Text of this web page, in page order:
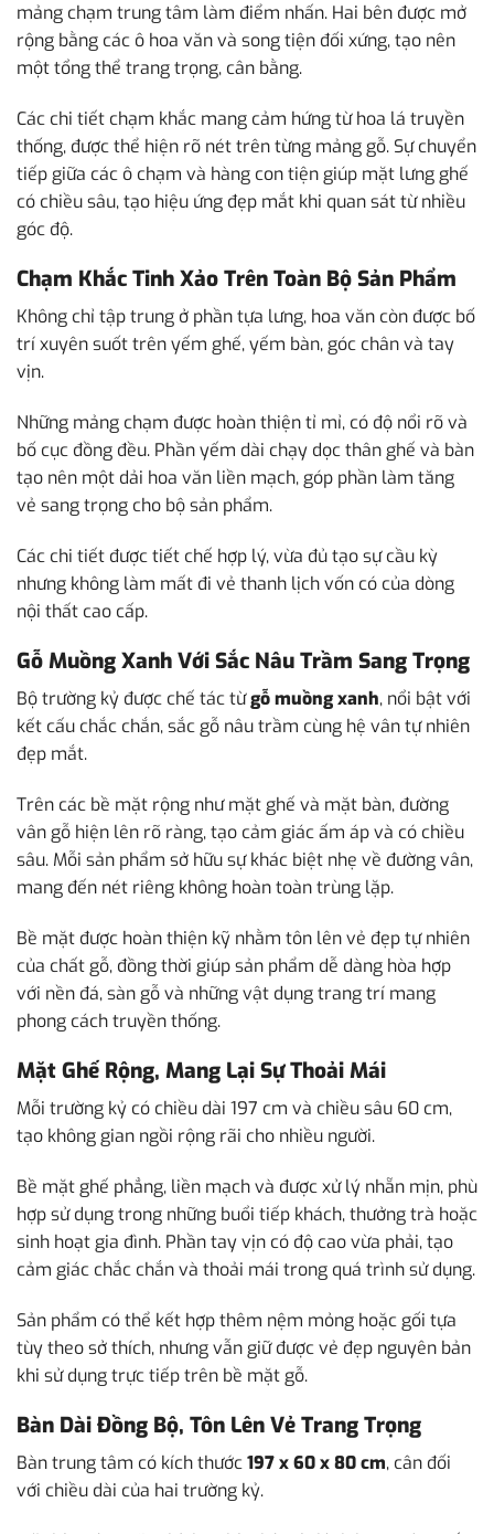
mảng chạm trung tâm làm điểm nhấn. Hai bên được mở
rộng bằng các ô hoa văn và song tiện đối xứng, tạo nên
một tổng thể trang trọng, cân bằng.
Các chi tiết chạm khắc mang cảm hứng từ hoa lá truyền
thống, được thể hiện rõ nét trên từng mảng gỗ. Sự chuyển
tiếp giữa các ô chạm và hàng con tiện giúp mặt lưng ghế
có chiều sâu, tạo hiệu ứng đẹp mắt khi quan sát từ nhiều
góc độ.
Chạm Khắc Tinh Xảo Trên Toàn Bộ Sản Phẩm
Không chỉ tập trung ở phần tựa lưng, hoa văn còn được bố
trí xuyên suốt trên yếm ghế, yếm bàn, góc chân và tay
vịn.
Những mảng chạm được hoàn thiện tỉ mỉ, có độ nổi rõ và
bố cục đồng đều. Phần yếm dài chạy dọc thân ghế và bàn
tạo nên một dải hoa văn liền mạch, góp phần làm tăng
vẻ sang trọng cho bộ sản phẩm.
Các chi tiết được tiết chế hợp lý, vừa đủ tạo sự cầu kỳ
nhưng không làm mất đi vẻ thanh lịch vốn có của dòng
nội thất cao cấp.
Gỗ Muồng Xanh Với Sắc Nâu Trầm Sang Trọng
Bộ trường kỷ được chế tác từgỗ muồng xanh, nổi bật với
kết cấu chắc chắn, sắc gỗ nâu trầm cùng hệ vân tự nhiên
đẹp mắt.
Trên các bề mặt rộng như mặt ghế và mặt bàn, đường
vân gỗ hiện lên rõ ràng, tạo cảm giác ấm áp và có chiều
sâu. Mỗi sản phẩm sở hữu sự khác biệt nhẹ về đường vân,
mang đến nét riêng không hoàn toàn trùng lặp.
Bề mặt được hoàn thiện kỹ nhằm tôn lên vẻ đẹp tự nhiên
của chất gỗ, đồng thời giúp sản phẩm dễ dàng hòa hợp
với nền đá, sàn gỗ và những vật dụng trang trí mang
phong cách truyền thống.
Mặt Ghế Rộng, Mang Lại Sự Thoải Mái
Mỗi trường kỷ có chiều dài 197 cm và chiều sâu 60 cm,
tạo không gian ngồi rộng rãi cho nhiều người.
Bề mặt ghế phẳng, liền mạch và được xử lý nhẵn mịn, phù
hợp sử dụng trong những buổi tiếp khách, thưởng trà hoặc
sinh hoạt gia đình. Phần tay vịn có độ cao vừa phải, tạo
cảm giác chắc chắn và thoải mái trong quá trình sử dụng.
Sản phẩm có thể kết hợp thêm nệm mỏng hoặc gối tựa
tùy theo sở thích, nhưng vẫn giữ được vẻ đẹp nguyên bản
khi sử dụng trực tiếp trên bề mặt gỗ.
Bàn Dài Đồng Bộ, Tôn Lên Vẻ Trang Trọng
Bàn trung tâm có kích thước197 x 60 x 80 cm, cân đối
với chiều dài của hai trường kỷ.